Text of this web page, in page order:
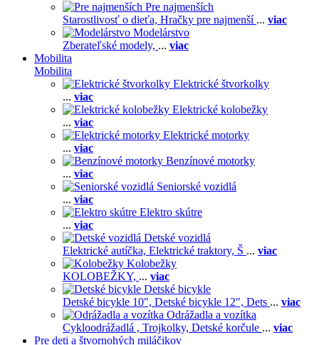
Pre najmenších
Starostlivosť o dieťa, Hračky pre najmenší ... viac
Modelárstvo
Zberateľské modely, ... viac
Mobilita
Mobilita
Elektrické štvorkolky
... viac
Elektrické kolobežky
... viac
Elektrické motorky
... viac
Benzínové motorky
... viac
Seniorské vozidlá
... viac
Elektro skútre
... viac
Detské vozidlá
Elektrické autíčka, Elektrické traktory, Š ... viac
Kolobežky
KOLOBEŽKY, ... viac
Detské bicykle
Detské bicykle 10", Detské bicykle 12", Dets ... viac
Odrážadla a vozítka
Cykloodrážadlá , Trojkolky, Detské korčule ... viac
Pre deti a štvornohých miláčikov